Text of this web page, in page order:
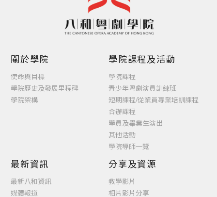
關於學院
使命與目標
學院歷史及發展里程碑
學院架構
學院課程及活動
學院課程
青少年粵劇演員訓練班
短期課程/從業員專業培訓課程
合辦課程
學員及畢業生演出
其他活動
學院導師一覽
最新資訊
最新八和資訊
媒體報道
分享及資源
教學影片
相片影片分享